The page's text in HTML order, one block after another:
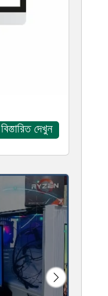
বিস্তারিত দেখুন